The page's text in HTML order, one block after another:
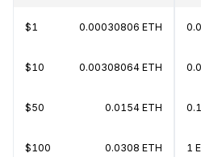
$1 0.00030806 ETH
$10 0.00308064 ETH
$50 0.0154 ETH
$100 0.0308 ETH 1